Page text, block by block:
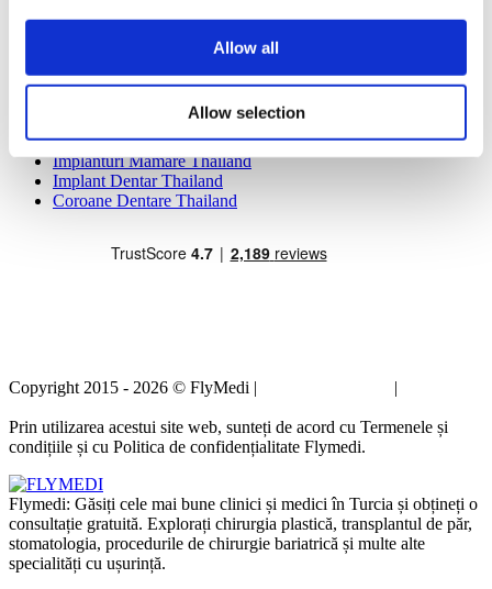
Allow all
Allow selection
Tratamente Populare în Thailand
Rinoplastie Thailand
Fațete Dentare Thailand
Implanturi Mamare Thailand
Implant Dentar Thailand
Coroane Dentare Thailand
Copyright 2015 - 2026 © FlyMedi | |
Prin utilizarea acestui site web, sunteți de acord cu Termenele și
condițiile și cu Politica de confidențialitate Flymedi.
Flymedi: Găsiți cele mai bune clinici și medici în Turcia și obțineți o
consultație gratuită. Explorați chirurgia plastică, transplantul de păr,
stomatologia, procedurile de chirurgie bariatrică și multe alte
specialități cu ușurință.